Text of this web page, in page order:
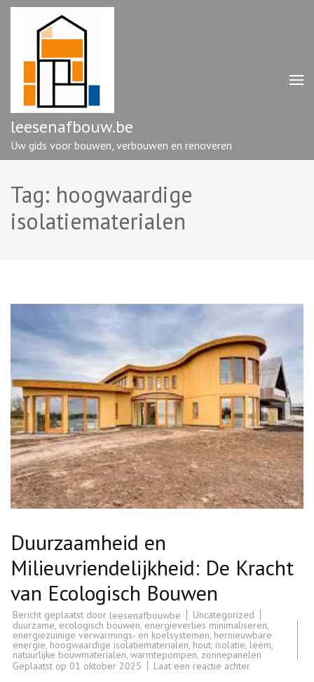
Ga
enter)
leesenafbouw.be
Uw gids voor bouwen, verbouwen en renoveren
Tag: hoogwaardige
isolatiematerialen
Duurzaamheid en
Milieuvriendelijkheid: De Kracht
van Ecologisch Bouwen
Bericht geplaatst door leesenafbouwbe
Uncategorized
duurzame, ecologisch bouwen, energieverlies minimaliseren,
energiezuinige verwarmings- en koelsystemen, hernieuwbare
energie, hoogwaardige isolatiematerialen, hout, isolatie, leem,
natuurlijke bouwmaterialen, warmtepompen, zonnepanelen
Geplaatst op 01 oktober 2025 Laat een reactie achterop